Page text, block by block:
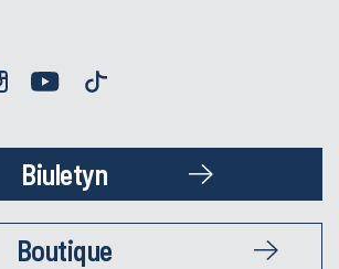
Biuletyn
Boutique